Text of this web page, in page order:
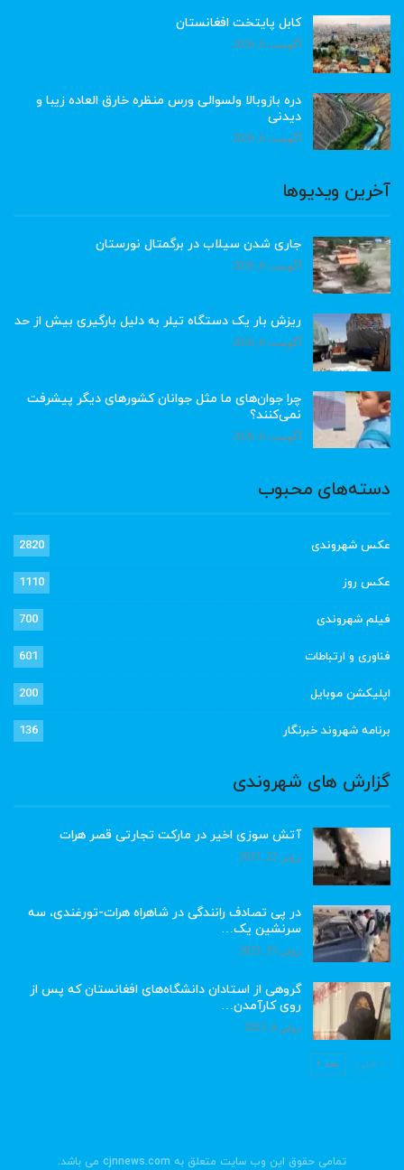
کابل پایتخت افغانستان
آگوست 6, 2026
دره بازوبالا ولسوالی ورس منظره خارق العاده زیبا و
دیدنی
آگوست 6, 2026
آخرین ویدیوها
جاری شدن سیلاب در برگمتال نورستان
آگوست 6, 2026
ریزش بار یک دستگاه تیلر به دلیل بارگیری بیش از حد
آگوست 6, 2026
چرا جوان‌های ما مثل جوانان کشورهای دیگر پیشرفت
نمی‌کنند؟
آگوست 6, 2026
دسته‌های محبوب
عکس شهروندی 2820
عکس روز 1110
فیلم شهروندی 700
فناوری و ارتباطات 601
اپلیکشن موبایل 200
برنامه شهروند خبرنگار 136
گزارش های شهروندی
آتش سوزی اخیر در مارکت تجارتی قصر هرات
ژوئن 22, 2023
در پی تصادف رانندگی در شاهراه هرات-تورغندی، سه
سرنشین یک…
ژوئن 15, 2023
گروهی از استادان دانشگاه‌های افغانستان که پس از
روی کارآمدن…
ژوئن 6, 2023
قبلی بعد
تمامی حقوق این وب سایت متعلق به cjnnews.com می باشد.